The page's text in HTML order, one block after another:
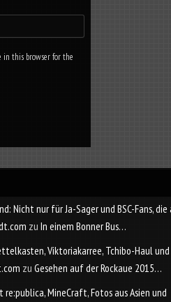
in this browser for the
Nicht nur für Ja-Sager und BSC-Fans,
zu In einem Bonner Bus…
Viktoriakarree, Tchibo-Haul und
zu Gesehen auf der Rockaue 2015…
MineCraft, Fotos aus Asien und